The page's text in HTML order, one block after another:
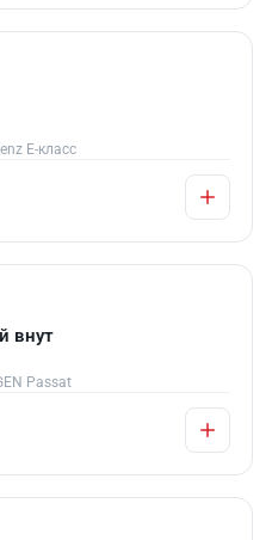
E-класс
внут
Passat